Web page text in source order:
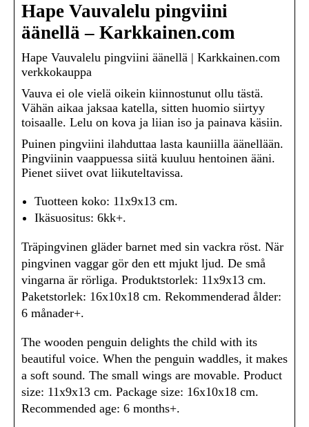
Hape Vauvalelu pingviini
äänellä – Karkkainen.com
Hape Vauvalelu pingviini äänellä | Karkkainen.com
verkkokauppa
Vauva ei ole vielä oikein kiinnostunut ollu tästä.
Vähän aikaa jaksaa katella, sitten huomio siirtyy
toisaalle. Lelu on kova ja liian iso ja painava käsiin.
Puinen pingviini ilahduttaa lasta kauniilla äänellään.
Pingviinin vaappuessa siitä kuuluu hentoinen ääni.
Pienet siivet ovat liikuteltavissa.
Tuotteen koko: 11x9x13 cm.
Ikäsuositus: 6kk+.
Träpingvinen gläder barnet med sin vackra röst. När
pingvinen vaggar gör den ett mjukt ljud. De små
vingarna är rörliga. Produktstorlek: 11x9x13 cm.
Paketstorlek: 16x10x18 cm. Rekommenderad ålder:
6 månader+.
The wooden penguin delights the child with its
beautiful voice. When the penguin waddles, it makes
a soft sound. The small wings are movable. Product
size: 11x9x13 cm. Package size: 16x10x18 cm.
Recommended age: 6 months+.